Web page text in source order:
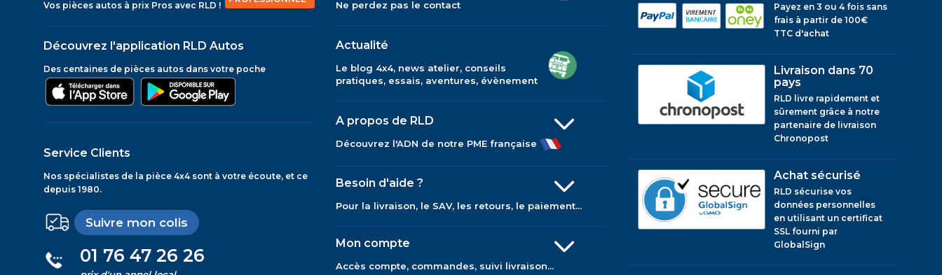
Vos pièces autos à prix Pros avec RLD !
Découvrez l'application RLD Autos
Des centaines de pièces autos dans votre poche
Service Clients
Nos spécialistes de la pièce 4x4 sont à votre écoute, et ce
depuis 1980.
Suivre mon colis
01 76 47 26 26
Ne perdez pas le contact
Actualité
Le blog 4x4, news atelier, conseils
pratiques, essais, aventures, évènement
A propos de RLD
Découvrez l'ADN de notre PME française
Besoin d'aide ?
Pour la livraison, le SAV, les retours, le paiement...
Mon compte
Accès compte, commandes, suivi livraison...
Payez en 3 ou 4 fois sans
frais à partir de 100€
TTC d'achat
Livraison dans 70
pays
RLD livre rapidement et
sûrement grâce à notre
partenaire de livraison
Chronopost
Achat sécurisé
RLD sécurise vos
données personnelles
en utilisant un certificat
SSL fourni par
GlobalSign